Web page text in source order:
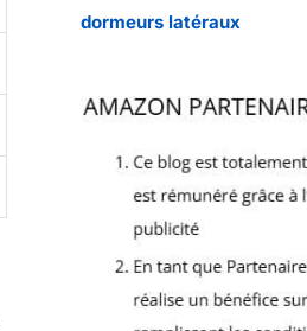
dormeurs latéraux